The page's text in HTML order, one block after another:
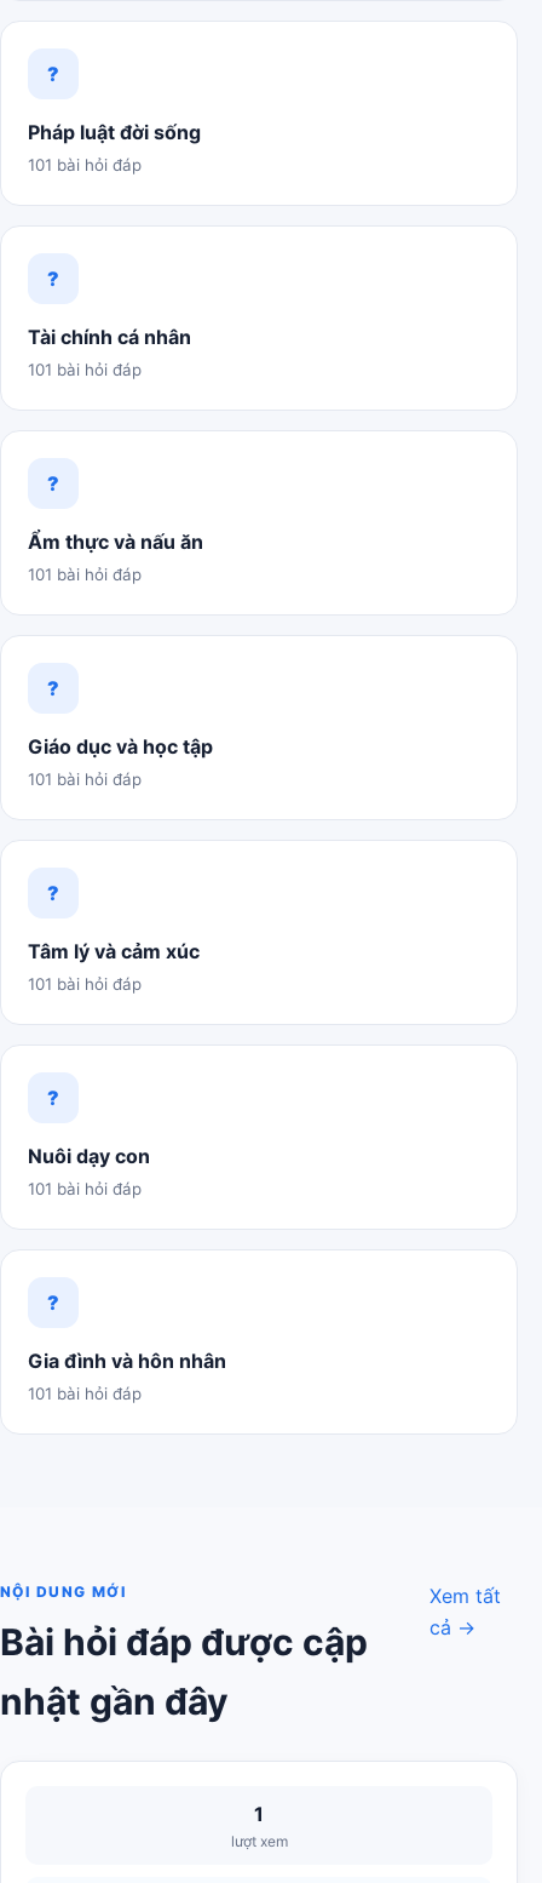
?
Pháp luật đời sống
101 bài hỏi đáp
?
Tài chính cá nhân
101 bài hỏi đáp
?
Ẩm thực và nấu ăn
101 bài hỏi đáp
?
Giáo dục và học tập
101 bài hỏi đáp
?
Tâm lý và cảm xúc
101 bài hỏi đáp
?
Nuôi dạy con
101 bài hỏi đáp
?
Gia đình và hôn nhân
101 bài hỏi đáp
NỘI DUNG MỚI
Bài hỏi đáp được cập
nhật gần đây
Xem tất
cả →
1
lượt xem